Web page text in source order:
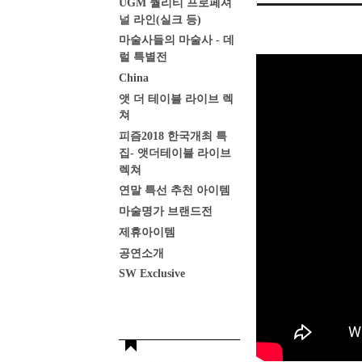
UGM 퀄리티 프로페셔
널 라인(실크 등)
마술사들의 마술사 - 데
럴 특별전
China
앳 더 테이블 라이브 렉
쳐
피즘2018 한국개최 특
집- 앳더테이블 라이브
렉쳐
연말 특선 추천 아이템
마술명가 브랜드전
제휴아이템
공연소개
SW Exclusive